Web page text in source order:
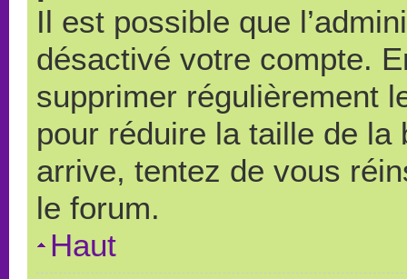
Il est possible que
désactivé votre compte.
supprimer régulièrement
pour réduire la taille de
arrive, tentez de vous
le forum.
Haut